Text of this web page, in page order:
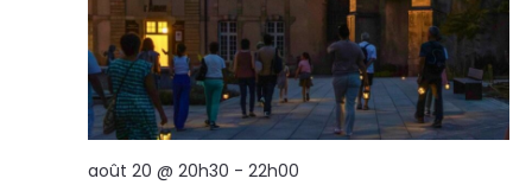
août 20 @ 20h30 - 22h00